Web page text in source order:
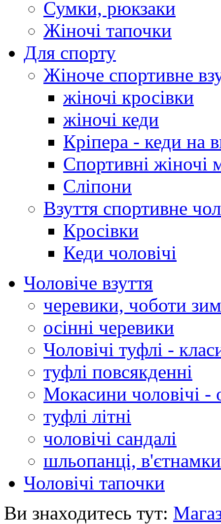
Сумки, рюкзаки
Жіночі тапочки
Для спорту
Жіноче спортивне
жіночі кросівки
жіночі кеди
Кріпера - кеди на
Спортивні жіночі
Сліпони
Взуття спортивне
Кросівки
Кеди чоловічі
Чоловіче взуття
черевики, чоботи
осінні черевики
Чоловічі туфлі -
туфлі повсякденні
Мокасини чоловічі -
туфлі літні
чоловічі сандалі
шльопанці, в'єтнамки
Чоловічі тапочки
Ви знаходитесь тут: